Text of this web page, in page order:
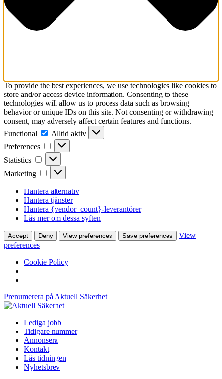
To provide the best experiences, we use technologies like cookies to
store and/or access device information. Consenting to these
technologies will allow us to process data such as browsing
behavior or unique IDs on this site. Not consenting or withdrawing
consent, may adversely affect certain features and functions.
Functional
Functional
Alltid aktiv
Preferences
Preferences
Statistics Statistics
Marketing Marketing
Hantera alternativ
Hantera tjänster
Hantera {vendor_count}-leverantörer
Läs mer om dessa syften
Accept Deny View preferences Save preferences
View
preferences
Cookie Policy
Prenumerera på Aktuell Säkerhet
Lediga jobb
Tidigare nummer
Annonsera
Kontakt
Läs tidningen
Nyhetsbrev